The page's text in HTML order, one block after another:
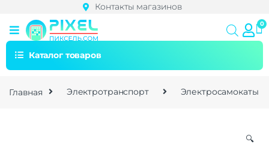
Контакты магазинов
Каталог товаров
Главная Электротранспорт Электросамокаты
🔍